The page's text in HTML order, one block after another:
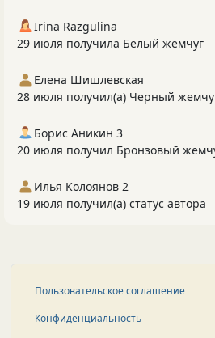
Irina Razgulina
29 июля получила Белый жемчуг
Елена Шишлевская
28 июля получил(а) Черный
Борис Аникин 3
20 июля получил Бронзовый
Илья Колоянов 2
19 июля получил(а) статус автора
Пользовательское соглашение
Конфиденциальность